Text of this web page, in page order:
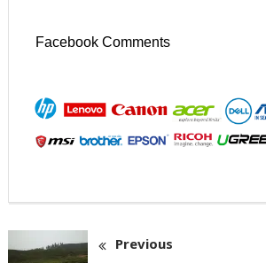
Facebook Comments
Previous